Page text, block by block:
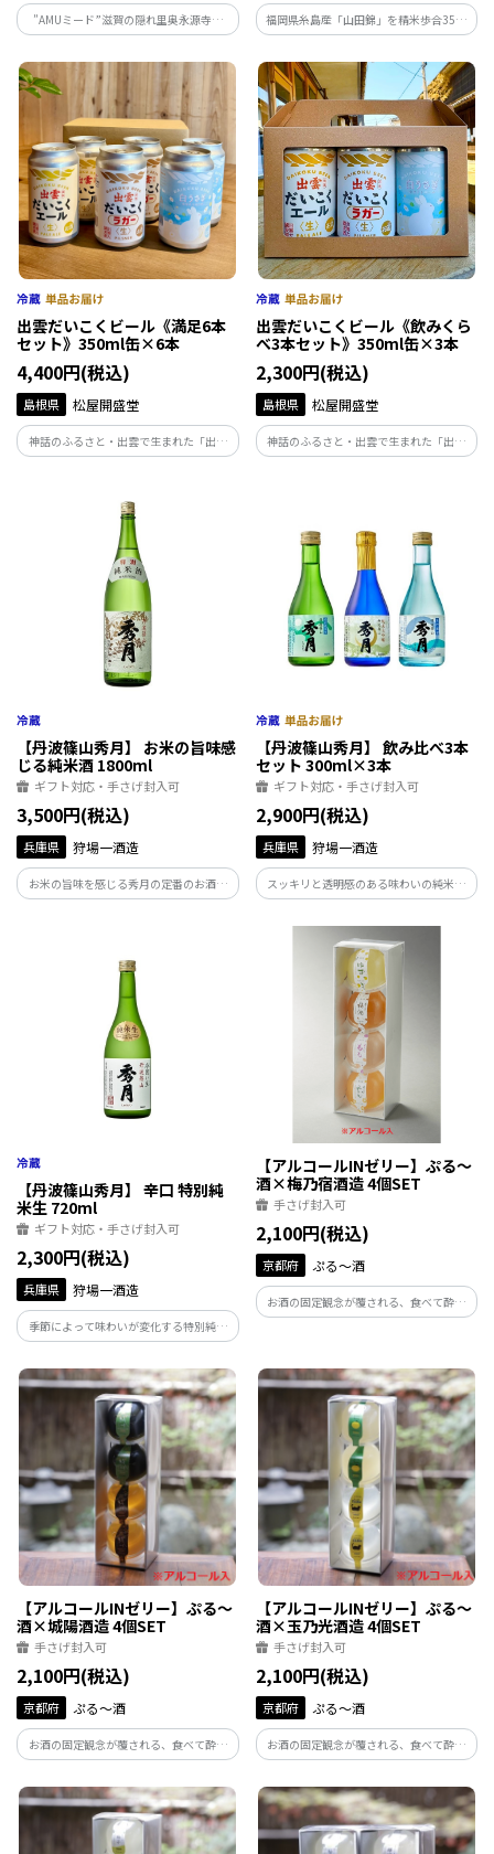
”AMUミード”滋賀の隠れ里奥永源寺。
600年の伝統ある『政所茶』と『人類最古
のお酒ミード』の出逢い。人の想いを編
んだミードとシロップで、大人も子供も
一緒に楽しめる、新しいお茶のかたち。
福岡県糸島産「山田錦」を精米歩合35％
に磨き上げ極寒に仕込み、わが子を育て
るように大切に発酵させ、「しずく搾
り」によって仕上げました。 優雅で華や
かな香りと、芳醇かつ透明感のある味わ
いが特徴です。
出雲だいこくビール《満足6本
セット》350ml缶×6本
4,400円(税込)
島根県 松屋開盛堂
神話のふるさと・出雲で生まれた「出雲
だいこくビール」。出雲大社の縁結びの
なんだビールです。「おかわりしたくなる
味わい」を実感いただける定番３種2本ず
つの詰め合わせ。
出雲だいこくビール《飲みくら
べ3本セット》350ml缶×3本
2,300円(税込)
島根県 松屋開盛堂
神話のふるさと・出雲で生まれた「出雲
だいこくビール」。出雲大社の縁結びの
【丹波篠山秀月】 お米の旨味感
じる純米酒 1800ml
ギフト対応・手さげ封入可
3,500円(税込)
兵庫県 狩場一酒造
お米の旨味を感じる秀月の定番のお酒。
丹波篠山の豊かな自然の中で、丹波杜氏
味になり、和食中心に食事に寄り添うお
酒です。
【丹波篠山秀月】 飲み比べ3本
セット 300ml×3本
ギフト対応・手さげ封入可
2,900円(税込)
兵庫県 狩場一酒造
スッキリと透明感のある味わいの純米大
吟醸と、辛口で飲みごたえのある特別純
米生、爽やかな甘えが特徴の生貯蔵酒の3
種類の飲み比べセットです。丹波篠山の豊
かな自然の中で醸された地酒をお楽しみ
ください。
【丹波篠山秀月】 辛口 特別純
米生 720ml
ギフト対応・手さげ封入可
2,300円(税込)
兵庫県 狩場一酒造
季節によって味わいが変化する特別純米
酒の生酒です。12月～4月頃のしぼりたて
の時期は、新酒ならではのフレッシュな
味わいで、5月～11月は氷温で貯蔵するこ
とでまろやかさと深みが出てきます。
【アルコールINゼリー】ぷる～
酒×梅乃宿酒造 4個SET
手さげ封入可
2,100円(税込)
京都府 ぷる～酒
お酒の固定観念が覆される、食べて酔え
る新感覚ゼリーの登場です。お届けするの
ッケージ。ギフトにもおすすめです。
【アルコールINゼリー】ぷる～
酒×城陽酒造 4個SET
手さげ封入可
2,100円(税込)
京都府 ぷる～酒
お酒の固定観念が覆される、食べて酔え
る新感覚ゼリーの登場です。お届けするの
は京都の城陽酒造とコラボレーションし
た長期熟成梅酒 2個・宇治抹茶梅酒 2個の
パッケージ。ギフトにもおすすめです。
【アルコールINゼリー】ぷる～
酒×玉乃光酒造 4個SET
手さげ封入可
2,100円(税込)
京都府 ぷる～酒
お酒の固定観念が覆される、食べて酔え
る新感覚ゼリーの登場です。お届けするの
は京都伏見・玉乃光酒造とコラボレーシ
ョンした日本酒 TAMA2個 、京の柚子酒2
個のパッケージ。ギフトにもおすすめで
す。